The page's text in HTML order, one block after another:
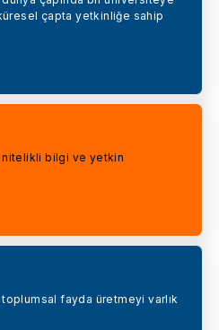
çapta yetkinliğe sahip
nitelikli bilgi ve yetkin
fayda üretmeyi varlık